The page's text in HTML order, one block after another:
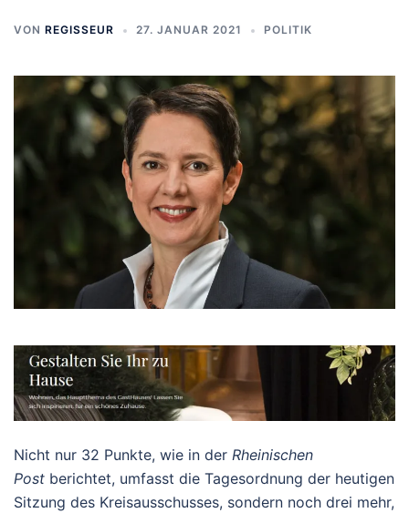
VON REGISSEUR 27. JANUAR 2021 POLITIK
Nicht nur 32 Punkte, wie in der Rheinischen
Post berichtet, umfasst die Tagesordnung der heutigen
Sitzung des Kreisausschusses, sondern noch drei mehr,